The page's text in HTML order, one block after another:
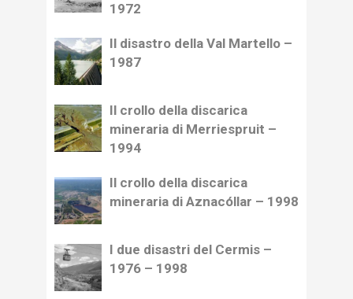
1972
Il disastro della Val Martello –
1987
Il crollo della discarica
mineraria di Merriespruit –
1994
Il crollo della discarica
mineraria di Aznacóllar – 1998
I due disastri del Cermis –
1976 – 1998